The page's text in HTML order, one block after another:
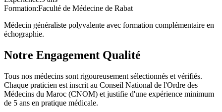
Formation:Faculté de Médecine de Rabat
Médecin généraliste polyvalente avec formation complémentaire en
échographie.
Notre Engagement Qualité
Tous nos médecins sont rigoureusement sélectionnés et vérifiés.
Chaque praticien est inscrit au Conseil National de l'Ordre des
Médecins du Maroc (CNOM) et justifie d'une expérience minimum
de 5 ans en pratique médicale.